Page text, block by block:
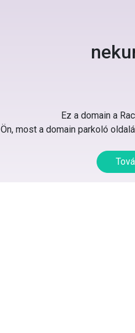
Ez a domain a
Ön, most a domain parkoló